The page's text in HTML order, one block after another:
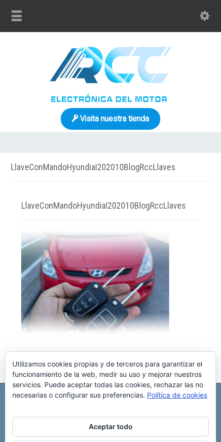
Visita nuestra tienda
LlaveConMandoHyundiaI202010BlogRccLlaves
LlaveConMandoHyundiaI202010BlogRccLlaves
REPARACIÓN CENTRALITA DE COCHE
C/ Virgen del pilar, 6 ,
Copyright © 2025 Reparación Centralita De Coche
Utilizamos cookies propias y de terceros para garantizar el
funcionamiento de la web, medir su uso y mejorar nuestros
servicios. Puede aceptar todas las cookies, rechazar las no
necesarias o configurar sus preferencias. Política de cookies
Aceptar todo